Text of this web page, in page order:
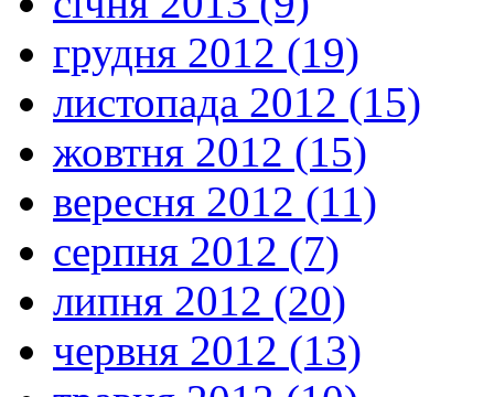
грудня 2012 (19)
листопада 2012 (15)
жовтня 2012 (15)
вересня 2012 (11)
серпня 2012 (7)
липня 2012 (20)
червня 2012 (13)